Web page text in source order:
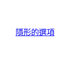
隱形的選項